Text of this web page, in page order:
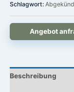
Schlagwort:
Angebot
Beschreibung